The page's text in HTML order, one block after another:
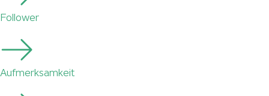
Follower
Aufmerksamkeit